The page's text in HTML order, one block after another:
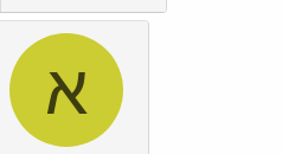
א